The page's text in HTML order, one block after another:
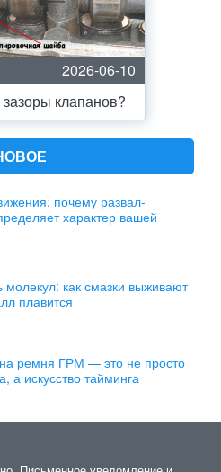
2026-06-10
клапанов?
почему развал-
характер вашей
молекул: как смазки выживают
плавится
ремня ГРМ — это не просто
а искусство тайминга